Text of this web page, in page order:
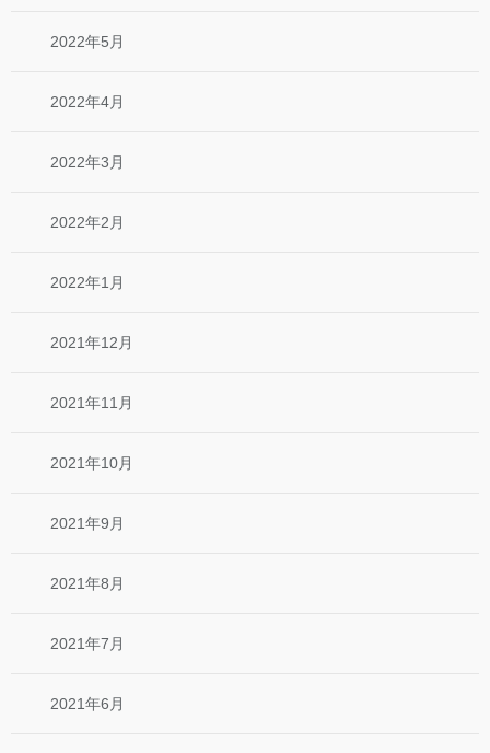
2022年5月
2022年4月
2022年3月
2022年2月
2022年1月
2021年12月
2021年11月
2021年10月
2021年9月
2021年8月
2021年7月
2021年6月